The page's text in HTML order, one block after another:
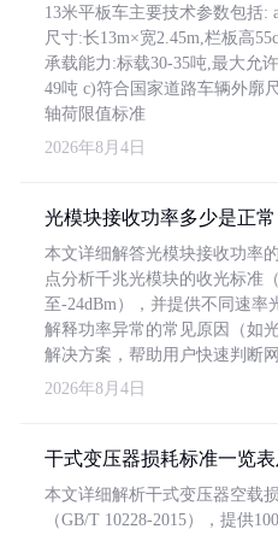
13米平板车主要技术参数包括:
尺寸:长13m×宽2.45m,栏板高
承载能力:标载30-35吨,最大允
49吨 c)符合国家道路车辆外廓
轴荷限值标准
2026年8月4日
光模块接收功率多少是正常
本文详细解答光模块接收功率
点分析千兆光模块的收光标准
至-24dBm），并提供不同速
解释功率异常的常见原因（如
解决方案，帮助用户快速判断
2026年8月4日
干式变压器损耗标准一览
本文详细解析干式变压器空载
（GB/T 10228-2015），提供